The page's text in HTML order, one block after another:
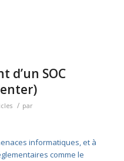
d’un SOC
/ par
informatiques, et à
comme le